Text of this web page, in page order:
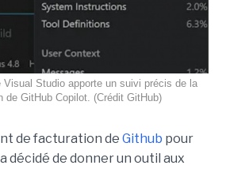
Visual Studio apporte un suivi précis de la
de GitHub Copilot. (Crédit GitHub)
de facturation de Github pour
décidé de donner un outil aux